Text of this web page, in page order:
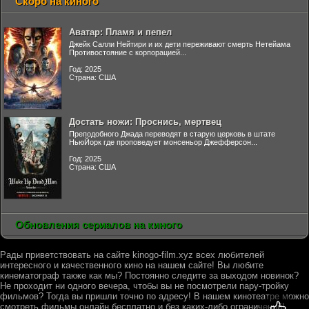
Аватар: Пламя и пепел
Джейк Салли Нейтири и их дети переживают смерть Нетейама
Противостояние с корпорацией...
Год: 2025
Страна: США
Достать ножи: Проснись, мертвец
Преподобного Джада переводят в старую церковь в штате
НьюЙорк где проповедует монсеньор Джефферсон...
Год: 2025
Страна: США
Обновления сериалов на киного
Рады приветствовать на сайте kinogo-film.xyz всех любителей
интересного и качественного кино на нашем сайте! Вы любите
кинематограф также как мы? Постоянно следите за выходом новинок?
Не проходит ни одного вечера, чтобы вы не посмотрели пару-тройку
фильмов? Тогда вы пришли точно по адресу! В нашем кинотеатре можно
смотреть фильмы онлайн бесплатно и без каких-либо ограничений!